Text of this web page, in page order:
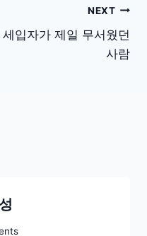
NEXT
세입자가 제일 무서웠던
사람